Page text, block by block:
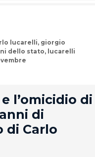
lucarelli, giorgio
dello stato, lucarelli
l’omicidio di
di
di Carlo